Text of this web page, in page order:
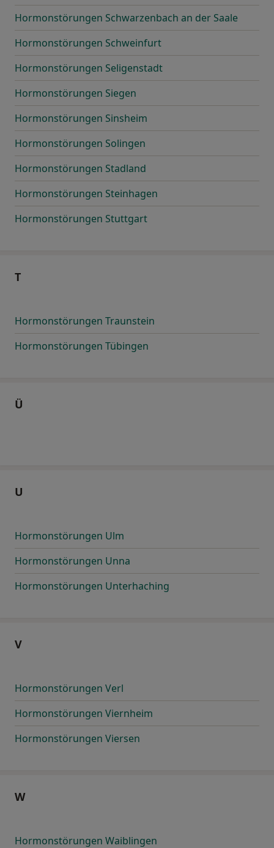
Hormonstörungen Schwarzenbach an der Saale
Hormonstörungen Schweinfurt
Hormonstörungen Seligenstadt
Hormonstörungen Siegen
Hormonstörungen Sinsheim
Hormonstörungen Solingen
Hormonstörungen Stadland
Hormonstörungen Steinhagen
Hormonstörungen Stuttgart
T
Hormonstörungen Traunstein
Hormonstörungen Tübingen
Ü
U
Hormonstörungen Ulm
Hormonstörungen Unna
Hormonstörungen Unterhaching
V
Hormonstörungen Verl
Hormonstörungen Viernheim
Hormonstörungen Viersen
W
Hormonstörungen Waiblingen